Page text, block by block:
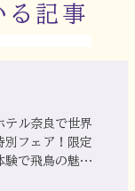
る記事
テル奈良で世界
別フェア！限定
験で飛鳥の魅力